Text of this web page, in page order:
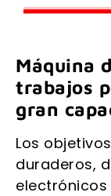
Máquina
trabajos
gran
Los
duraderos,
electrónicos